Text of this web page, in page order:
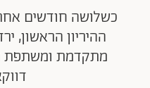
כשלושה חודשים
ההיריון הראשון,
מתקדמת ומשתפת